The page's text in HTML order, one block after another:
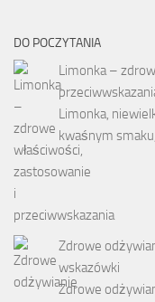
DO POCZYTANIA
Limonka –
Limonka,
kwaśnym
Zdrowe
wskazówki
Zdrowe